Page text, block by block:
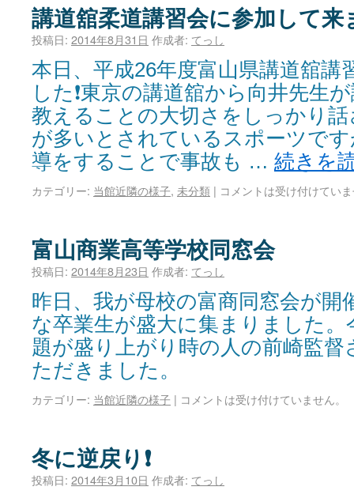
講道舘柔道講習会に参加して来
投稿日: 2014年8月31日 作成者: てっし
本日、平成26年度富山県講道舘講
した❗東京の講道舘から向井先生
教えることの大切さをしっかり
が多いとされているスポーツで
導をすることで事故も … 続きを
カテゴリー: 当館近隣の様子, 未分類 | コメントは受け付けてい
富山商業高等学校同窓会
投稿日: 2014年8月23日 作成者: てっし
昨日、我が母校の富商同窓会が開
な卒業生が盛大に集まりました。
題が盛り上がり時の人の前崎監
ただきました。
カテゴリー: 当館近隣の様子 | コメントは受け付けていません。
冬に逆戻り❗
投稿日: 2014年3月10日 作成者: てっし